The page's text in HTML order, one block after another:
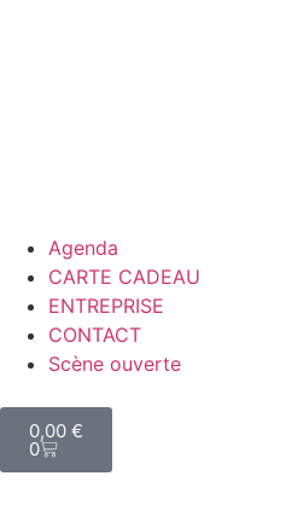
Agenda
CARTE CADEAU
ENTREPRISE
CONTACT
Scène ouverte
0,00 €
0